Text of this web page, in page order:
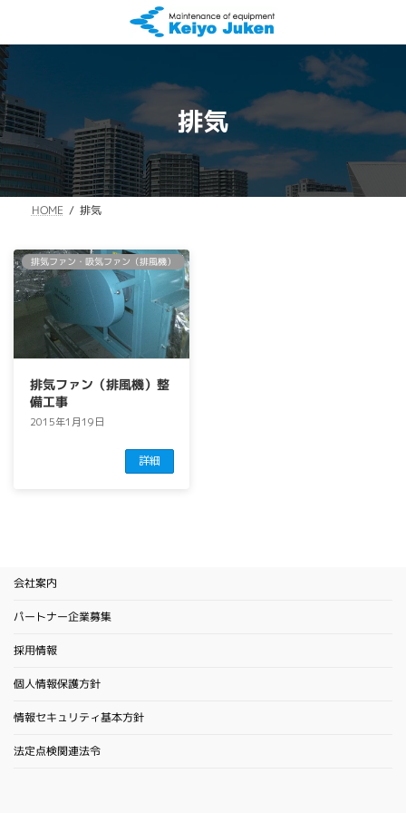
テ
ン
ツ
へ
ス
キ
ッ
プ
ゲ
ー
シ
ョ
ン
に
移
動
排気
HOME 排気
排気ファン・吸気ファン（排風機）
排気ファン（排風機）整
備工事
2015年1月19日
詳細
会社案内
パートナー企業募集
採用情報
個人情報保護方針
情報セキュリティ基本方針
法定点検関連法令